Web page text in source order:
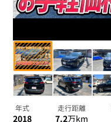
年式
2018
走行距離
7.2万km